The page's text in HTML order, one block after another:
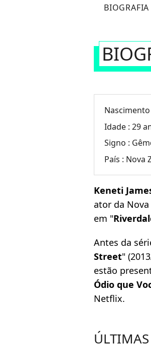
BIOGRAFIA
Nascimento
Idade :29
Signo :
País : Nova
Keneti
ator da
em "
Antes da
Street"
estão
Ódio que
Netflix.